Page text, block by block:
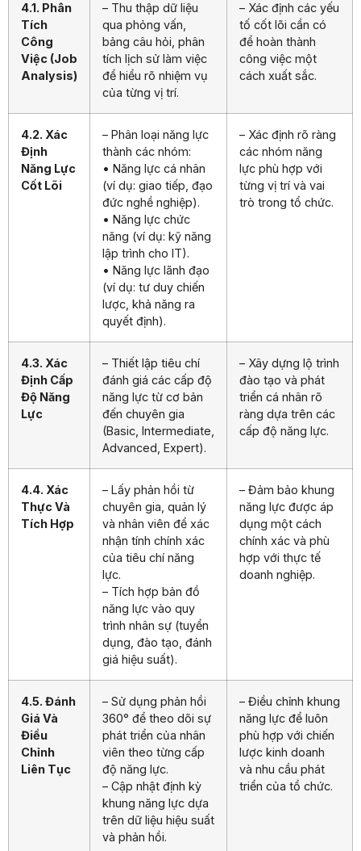
4.1. Phân
Tích
Công
Việc (Job
Analysis)
– Thu thập dữ liệu
qua phỏng vấn,
bảng câu hỏi, phân
tích lịch sử làm việc
để hiểu rõ nhiệm vụ
của từng vị trí.
– Xác định các yếu
tố cốt lõi cần có
để hoàn thành
công việc một
cách xuất sắc.
4.2. Xác
Định
Năng Lực
Cốt Lõi
– Phân loại năng lực
thành các nhóm:
• Năng lực cá nhân
(ví dụ: giao tiếp, đạo
đức nghề nghiệp).
• Năng lực chức
năng (ví dụ: kỹ năng
lập trình cho IT).
• Năng lực lãnh đạo
(ví dụ: tư duy chiến
lược, khả năng ra
quyết định).
– Xác định rõ ràng
các nhóm năng
lực phù hợp với
từng vị trí và vai
trò trong tổ chức.
4.3. Xác
Định Cấp
Độ Năng
Lực
– Thiết lập tiêu chí
đánh giá các cấp độ
năng lực từ cơ bản
đến chuyên gia
(Basic, Intermediate,
Advanced, Expert).
– Xây dựng lộ trình
đào tạo và phát
triển cá nhân rõ
ràng dựa trên các
cấp độ năng lực.
4.4. Xác
Thực Và
Tích Hợp
– Lấy phản hồi từ
chuyên gia, quản lý
và nhân viên để xác
nhận tính chính xác
của tiêu chí năng
lực.
– Tích hợp bản đồ
năng lực vào quy
trình nhân sự (tuyển
dụng, đào tạo, đánh
giá hiệu suất).
– Đảm bảo khung
năng lực được áp
dụng một cách
chính xác và phù
hợp với thực tế
doanh nghiệp.
4.5. Đánh
Giá Và
Điều
Chỉnh
Liên Tục
– Sử dụng phản hồi
360° để theo dõi sự
phát triển của nhân
viên theo từng cấp
độ năng lực.
– Cập nhật định kỳ
khung năng lực dựa
trên dữ liệu hiệu suất
và phản hồi.
– Điều chỉnh khung
năng lực để luôn
phù hợp với chiến
lược kinh doanh
và nhu cầu phát
triển của tổ chức.